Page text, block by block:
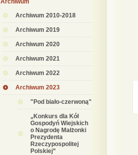
Archiwum
Archiwum 2010-2018
Archiwum 2019
Archiwum 2020
Archiwum 2021
Archiwum 2022
Archiwum 2023
"Pod biało-czerwoną"
„Konkurs dla Kół
Gospodyń Wiejskich
o Nagrodę Małżonki
Prezydenta
Rzeczypospolitej
Polskiej”